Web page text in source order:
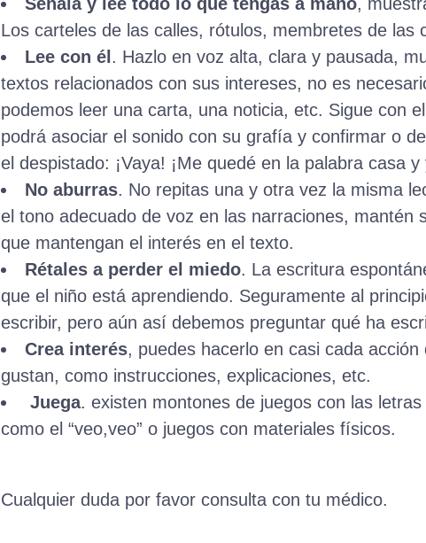
Los carteles de las calles, rótulos, membretes de las
Lee con él . Hazlo en voz alta, clara y pausada,
textos relacionados con sus intereses, no es
podemos leer una carta, una noticia, etc. Sigue con
podrá asociar el sonido con su grafía y confirmar o
el despistado: ¡Vaya! ¡Me quedé en la palabra casa
No aburras. No repitas una y otra vez la misma
el tono adecuado de voz en las narraciones, mantén
que mantengan el interés en el texto.
Rétales a perder el miedo. La escritura
que el niño está aprendiendo. Seguramente al
escribir, pero aún así debemos preguntar qué ha
Crea interés, puedes hacerlo en casi cada
gustan, como instrucciones, explicaciones, etc.
Juega. existen montones de juegos con las
como el “veo,veo” o juegos con materiales físicos.
Cualquier duda por favor consulta con tu médico.